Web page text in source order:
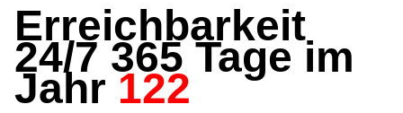
Erreichbarkeit
24/7 365 Tage im
Jahr122